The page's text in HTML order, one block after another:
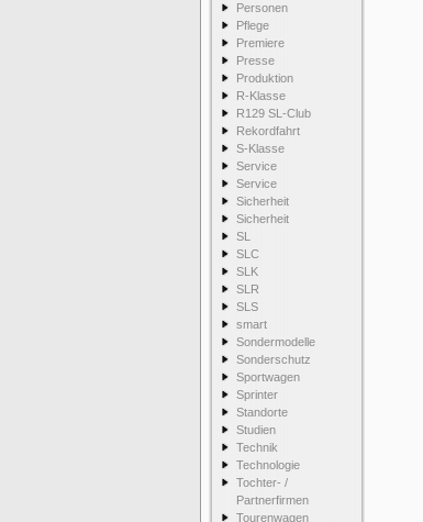
Personen
Pflege
Premiere
Presse
Produktion
R-Klasse
R129 SL-Club
Rekordfahrt
S-Klasse
Service
Service
Sicherheit
Sicherheit
SL
SLC
SLK
SLR
SLS
smart
Sondermodelle
Sonderschutz
Sportwagen
Sprinter
Standorte
Studien
Technik
Technologie
Tochter- /
Partnerfirmen
Tourenwagen